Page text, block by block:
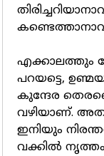
എക്കാലത്തും
പറയട്ടെ,
കുന്ദേര
വഴിയാണ്.
ഇനിയും
വക്കില്‍ നൃത്തം